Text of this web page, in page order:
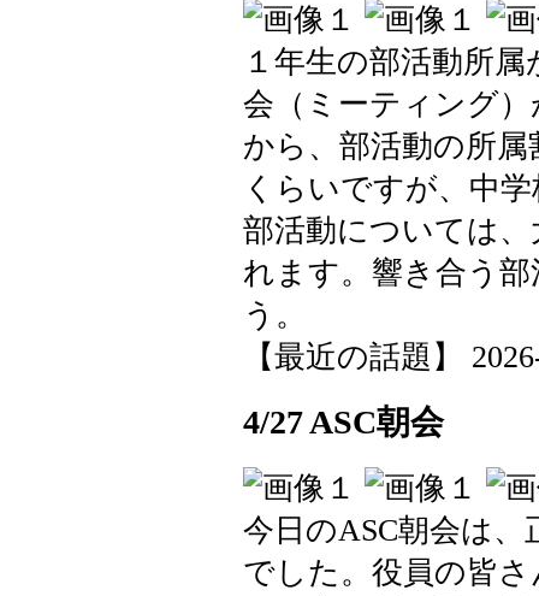
１年生の部活動所
会（ミーティング
から、部活動の所
くらいですが、中
部活動については
れます。響き合う
う。
【最近の話題】
4/27 ASC朝会
今日のASC朝会は
でした。役員の皆